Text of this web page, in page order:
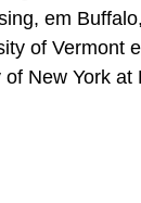
em
of Vermont
New York at